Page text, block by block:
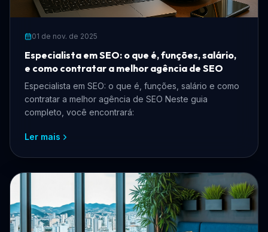
01 de nov. de 2025
Especialista em SEO: o que é, funções, salário,
e como contratar a melhor agência de SEO
Especialista em SEO: o que é, funções, salário e como
contratar a melhor agência de SEO Neste guia
completo, você encontrará:
Ler mais